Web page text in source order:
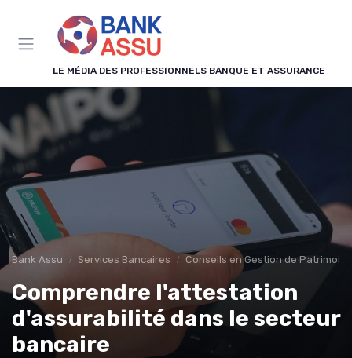
LE MÉDIA DES PROFESSIONNELS BANQUE ET ASSURANCE
Bank Assu Services Bancaires Conseils en Gestion de Patrimoine
Comprendre l'attestation
d'assurabilité dans le secteur
bancaire